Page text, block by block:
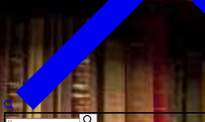
Искать: